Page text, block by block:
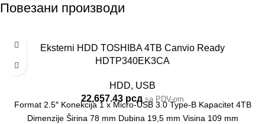
Повезани производи
Eksterni HDD TOSHIBA 4TB Canvio Ready
HDTP340EK3CA
HDD, USB
22,657.43 рсд sa PDV-om
Format 2.5″ Konekcija 1 x Micro-USB 3.0 Type-B Kapacitet 4TB
Dimenzije Širina 78 mm Dubina 19,5 mm Visina 109 mm